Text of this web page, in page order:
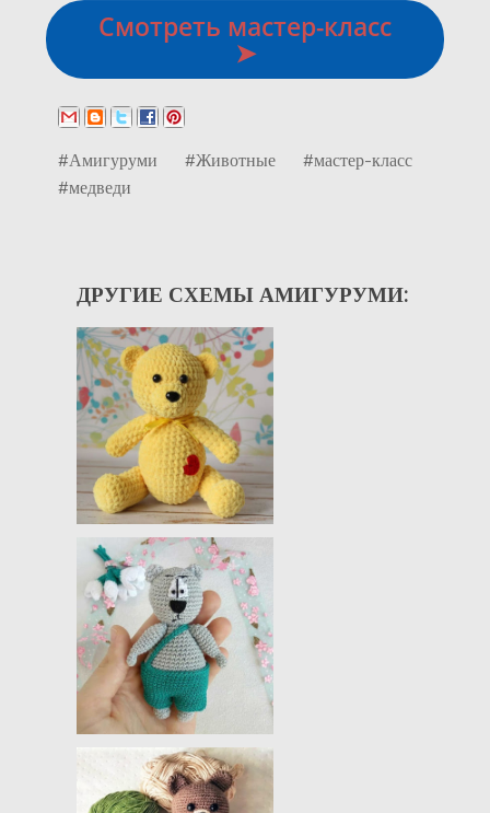
Смотреть мастер-класс
➤
#Амигуруми #Животные
#мастер-класс
#медведи
ДРУГИЕ СХЕМЫ АМИГУРУМИ: